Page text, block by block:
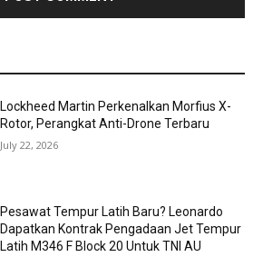
Lockheed Martin Perkenalkan Morfius X-
Rotor, Perangkat Anti-Drone Terbaru
July 22, 2026
Pesawat Tempur Latih Baru? Leonardo
Dapatkan Kontrak Pengadaan Jet Tempur
Latih M346 F Block 20 Untuk TNI AU